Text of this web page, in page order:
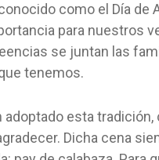
como el Día de
para nuestros
se juntan las
tenemos.
adoptado esta
Dicha cena